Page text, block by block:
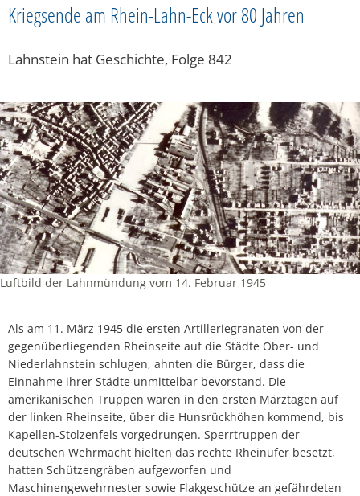
Kriegsende am Rhein-Lahn-Eck vor 80 Jahren
Lahnstein hat Geschichte, Folge 842
Luftbild der Lahnmündung vom 14. Februar 1945
Als am 11. März 1945 die ersten Artilleriegranaten von der
gegenüberliegenden Rheinseite auf die Städte Ober- und
Niederlahnstein schlugen, ahnten die Bürger, dass die
Einnahme ihrer Städte unmittelbar bevorstand. Die
amerikanischen Truppen waren in den ersten Märztagen auf
der linken Rheinseite, über die Hunsrückhöhen kommend, bis
Kapellen-Stolzenfels vorgedrungen. Sperrtruppen der
deutschen Wehrmacht hielten das rechte Rheinufer besetzt,
hatten Schützengräben aufgeworfen und
Maschinengewehrnester sowie Flakgeschütze an gefährdeten